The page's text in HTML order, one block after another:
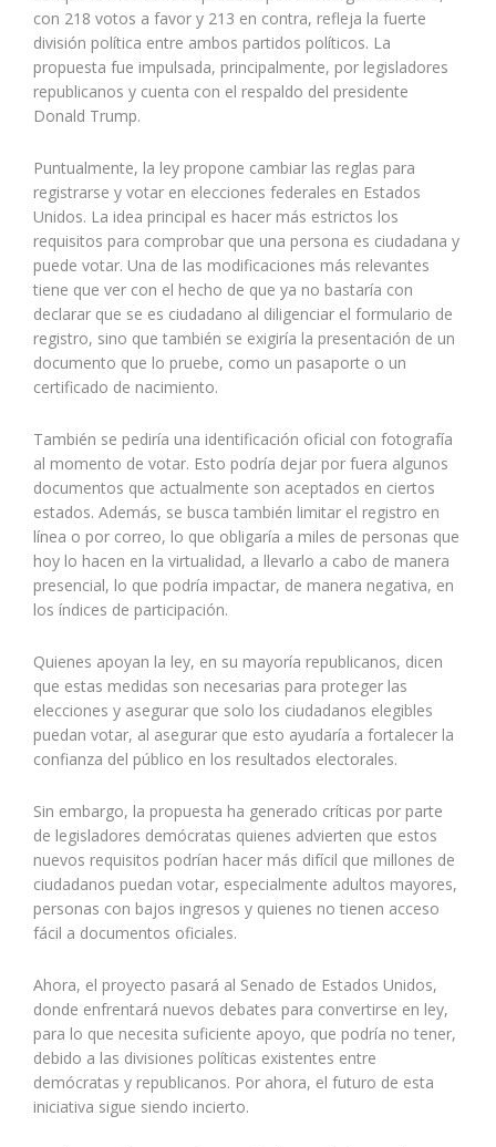
con 218 votos a favor y 213 en contra, refleja la fuerte
división política entre ambos partidos políticos. La
propuesta fue impulsada, principalmente, por legisladores
republicanos y cuenta con el respaldo del presidente
Donald Trump.
Puntualmente, la ley propone cambiar las reglas para
registrarse y votar en elecciones federales en Estados
Unidos. La idea principal es hacer más estrictos los
requisitos para comprobar que una persona es ciudadana y
puede votar. Una de las modificaciones más relevantes
tiene que ver con el hecho de que ya no bastaría con
declarar que se es ciudadano al diligenciar el formulario de
registro, sino que también se exigiría la presentación de un
documento que lo pruebe, como un pasaporte o un
certificado de nacimiento.
También se pediría una identificación oficial con fotografía
al momento de votar. Esto podría dejar por fuera algunos
documentos que actualmente son aceptados en ciertos
estados. Además, se busca también limitar el registro en
línea o por correo, lo que obligaría a miles de personas que
hoy lo hacen en la virtualidad, a llevarlo a cabo de manera
presencial, lo que podría impactar, de manera negativa, en
los índices de participación.
Quienes apoyan la ley, en su mayoría republicanos, dicen
que estas medidas son necesarias para proteger las
elecciones y asegurar que solo los ciudadanos elegibles
puedan votar, al asegurar que esto ayudaría a fortalecer la
confianza del público en los resultados electorales.
Sin embargo, la propuesta ha generado críticas por parte
de legisladores demócratas quienes advierten que estos
nuevos requisitos podrían hacer más difícil que millones de
ciudadanos puedan votar, especialmente adultos mayores,
personas con bajos ingresos y quienes no tienen acceso
fácil a documentos oficiales.
Ahora, el proyecto pasará al Senado de Estados Unidos,
donde enfrentará nuevos debates para convertirse en ley,
para lo que necesita suficiente apoyo, que podría no tener,
debido a las divisiones políticas existentes entre
demócratas y republicanos. Por ahora, el futuro de esta
iniciativa sigue siendo incierto.